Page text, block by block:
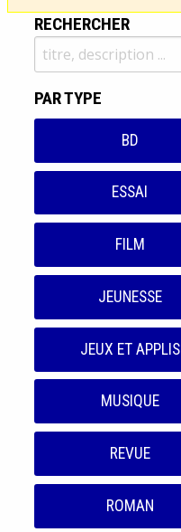
RECHERCHER
PAR TYPE
BD
ESSAI
FILM
JEUNESSE
JEUX ET APPLIS
MUSIQUE
REVUE
ROMAN